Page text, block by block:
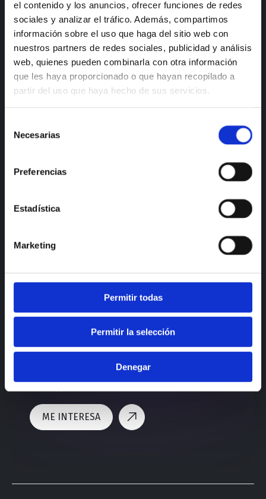
el contenido y los anuncios, ofrecer funciones de redes
sociales y analizar el tráfico. Además, compartimos
información sobre el uso que haga del sitio web con
nuestros partners de redes sociales, publicidad y análisis
web, quienes pueden combinarla con otra información
que les haya proporcionado o que hayan recopilado a
partir del uso que haya hecho de sus servicios.
Necesarias
Preferencias
Estadística
Marketing
Permitir todas
Permitir la selección
Denegar
¿Te gustaría realizar un
proyecto como este?
ME INTERESA